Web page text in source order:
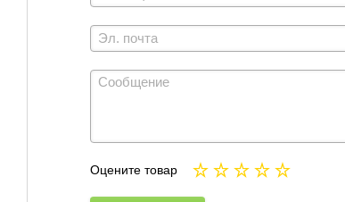
Оцените товар